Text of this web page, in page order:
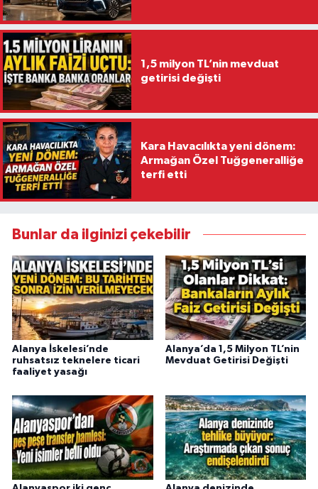
1,5 milyon TL’nin mevduat
getirisi değişti
Kara Havacılıkta yeni dönem:
Armağan Özel Tuğgeneralliğe
terfi etti
Bunlar da ilginizi çekebilir
Alanya İskelesi’nde
ruhsatsız teknelere ticari
faaliyet yasağı
Alanya’da 1,5 Milyon TL’nin
Mevduat Getirisi Değişti